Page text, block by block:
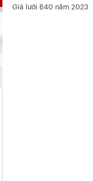
Giá lưới B40 năm 2023